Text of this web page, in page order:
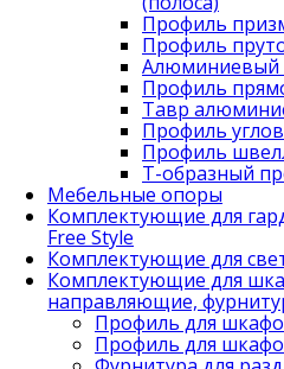
Профиль
Профиль
Алюминиевый
Профиль
Тавр
Профиль
Профиль
Т-образный
Мебельные опоры
Комплектующие для
Free Style
Комплектующие для
Комплектующие для
направляющие,
Профиль для
Профиль для